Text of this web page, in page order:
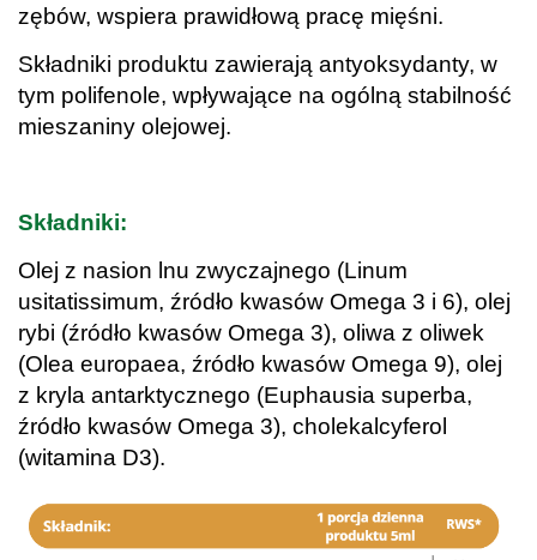
zębów, wspiera prawidłową pracę mięśni.
Składniki produktu zawierają antyoksydanty, w
tym polifenole, wpływające na ogólną stabilność
mieszaniny olejowej.
Składniki:
Olej z nasion lnu zwyczajnego (Linum
usitatissimum, źródło kwasów Omega 3 i 6), olej
rybi (źródło kwasów Omega 3), oliwa z oliwek
(Olea europaea, źródło kwasów Omega 9), olej
z kryla antarktycznego (Euphausia superba,
źródło kwasów Omega 3), cholekalcyferol
(witamina D3).